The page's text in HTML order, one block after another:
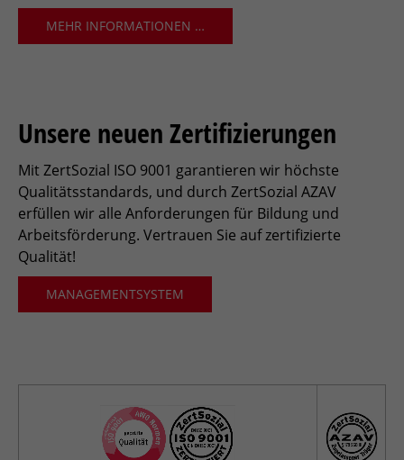
MEHR INFORMATIONEN …
Unsere neuen Zertifizierungen
Mit ZertSozial ISO 9001 garantieren wir höchste
Qualitätsstandards, und durch ZertSozial AZAV
erfüllen wir alle Anforderungen für Bildung und
Arbeitsförderung. Vertrauen Sie auf zertifizierte
Qualität!
MANAGEMENTSYSTEM